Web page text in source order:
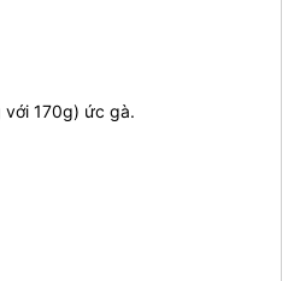
170g) ức gà.